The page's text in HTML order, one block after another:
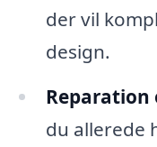
der vil
design.
Reparation
du allerede